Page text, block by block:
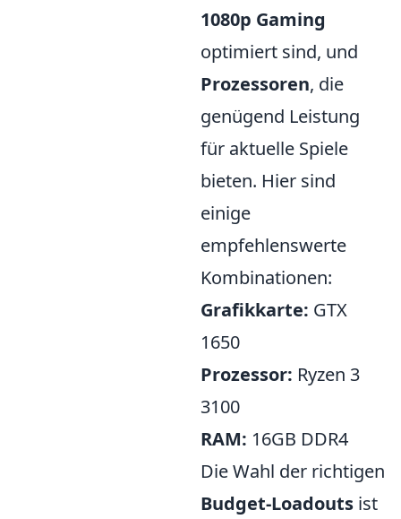
1080p Gaming
optimiert sind, und
Prozessoren, die
genügend Leistung
für aktuelle Spiele
bieten. Hier sind
einige
empfehlenswerte
Kombinationen:
Grafikkarte: GTX
1650
Prozessor: Ryzen 3
3100
RAM: 16GB DDR4
Die Wahl der richtigen
Budget-Loadouts ist